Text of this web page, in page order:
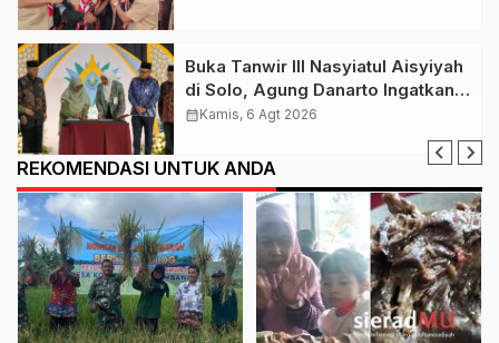
Buka Tanwir III Nasyiatul Aisyiyah
di Solo, Agung Danarto Ingatkan
Tigal Hal Ini Untuk Para Kader NA
calendar_monthKamis, 6 Agt 2026
REKOMENDASI UNTUK ANDA